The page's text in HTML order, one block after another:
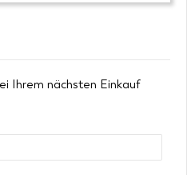
Ihrem nächsten Einkauf